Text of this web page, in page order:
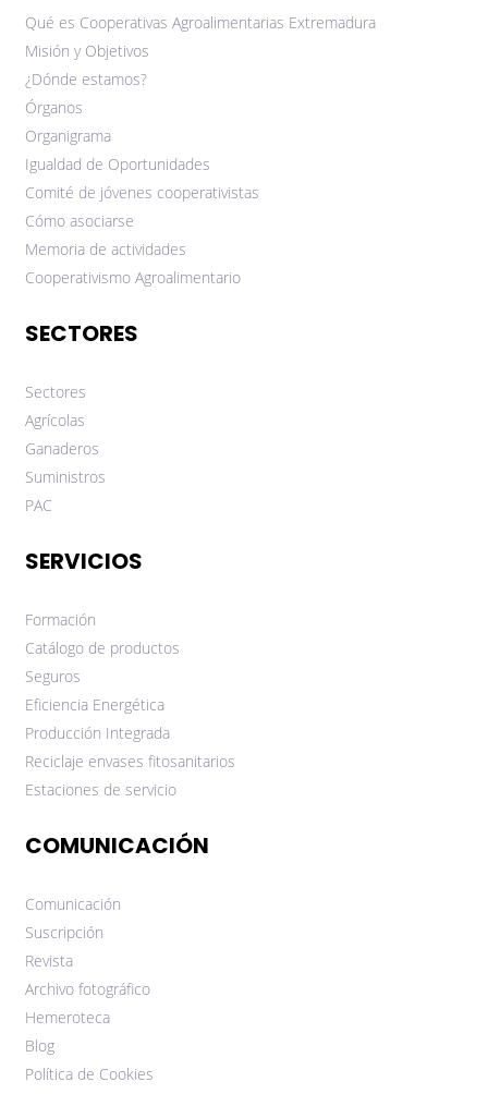
Qué es Cooperativas Agroalimentarias Extremadura
Misión y Objetivos
¿Dónde estamos?
Órganos
Organigrama
Igualdad de Oportunidades
Comité de jóvenes cooperativistas
Cómo asociarse
Memoria de actividades
Cooperativismo Agroalimentario
SECTORES
Sectores
Agrícolas
Ganaderos
Suministros
PAC
SERVICIOS
Formación
Catálogo de productos
Seguros
Eficiencia Energética
Producción Integrada
Reciclaje envases fitosanitarios
Estaciones de servicio
COMUNICACIÓN
Comunicación
Suscripción
Revista
Archivo fotográfico
Hemeroteca
Blog
Política de Cookies